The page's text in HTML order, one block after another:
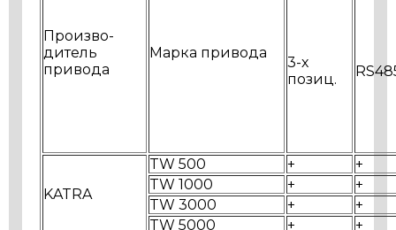
Произво-
дитель
привода
Марка привода
3-х
позиц.
KATRA
TW 500 +
+
TW 1000
+
+
TW 3000
+
+
TW 5000
+ +